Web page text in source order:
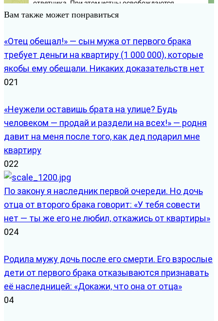
Вам также может понравиться
«Отец обещал!» — сын мужа от первого брака
требует деньги на квартиру (1 000 000), которые
якобы ему обещали. Никаких доказательств нет
021
«Неужели оставишь брата на улице? Будь
человеком — продай и раздели на всех!» — родня
давит на меня после того, как дед подарил мне
квартиру
022
По закону я наследник первой очереди. Но дочь
отца от второго брака говорит: «У тебя совести
нет — ты же его не любил, откажись от квартиры»
024
Родила мужу дочь после его смерти. Его взрослые
дети от первого брака отказываются признавать
её наследницей: «Докажи, что она от отца»
04